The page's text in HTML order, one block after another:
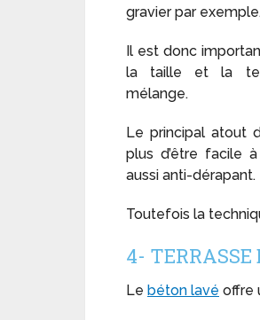
gravier par
Il est donc
la taille et la
mélange.
Le principal atout
plus d’être facile à
aussi anti-dérapant.
Toutefois la
4- TERRASSE
Le béton lavé offre